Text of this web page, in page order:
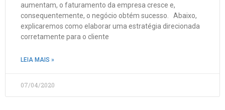
aumentam, o faturamento da empresa cresce e,
consequentemente, o negócio obtém sucesso. Abaixo,
explicaremos como elaborar uma estratégia direcionada
corretamente para o cliente
LEIA MAIS »
07/04/2020